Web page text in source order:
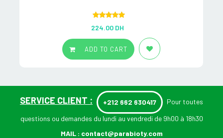
out of 5
224.00 DH
ADD TO CART
SERVICE CLIENT : +212 662 630417 Pour toutes
questions ou demandes du lundi au vendredi de 9h00 à 18h30
MAIL : contact@parabioty.com